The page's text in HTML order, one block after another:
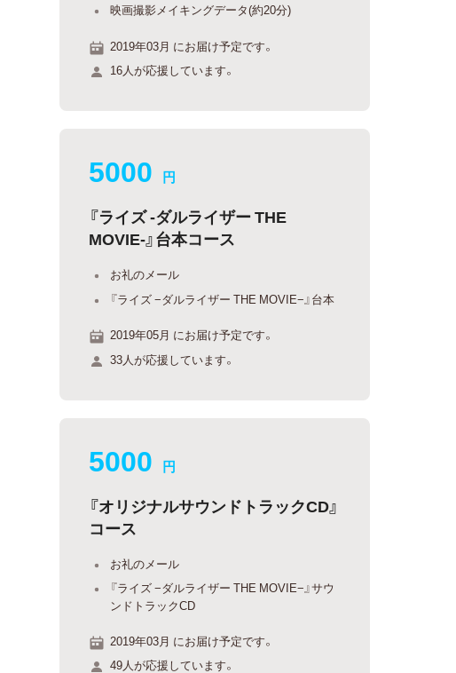
映画撮影メイキングデータ(約20分)
2019年03月 にお届け予定です。
16人が応援しています。
5000 円
『ライズ -ダルライザー THE
MOVIE-』台本コース
お礼のメール
『ライズ −ダルライザー THE MOVIE−』台本
2019年05月 にお届け予定です。
33人が応援しています。
5000 円
『オリジナルサウンドトラックCD』
コース
お礼のメール
『ライズ −ダルライザー THE MOVIE−』サウ
ンドトラックCD
2019年03月 にお届け予定です。
49人が応援しています。